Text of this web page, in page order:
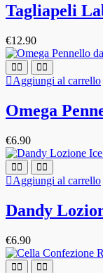
Tagliapeli
€12.90
Aggiungi al carrello
Omega
€6.90
Aggiungi al carrello
Dandy
€6.90